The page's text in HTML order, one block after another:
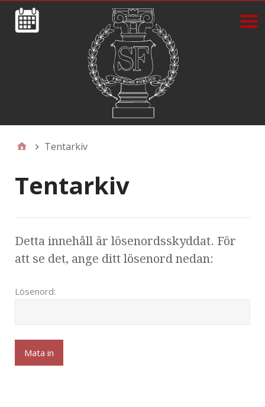
Tentarkiv
Tentarkiv
Detta innehåll är lösenordsskyddat. För
att se det, ange ditt lösenord nedan:
Lösenord: